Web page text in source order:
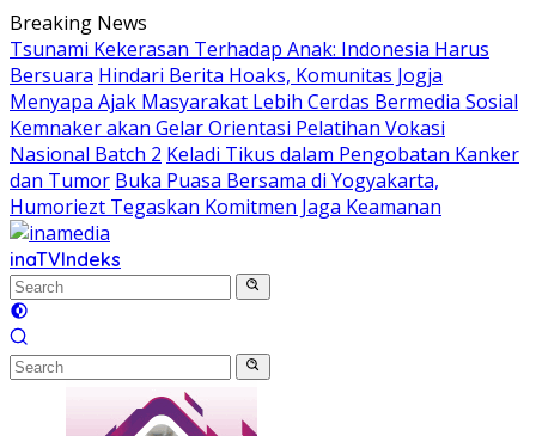
Skip
to
content
Breaking News
Tsunami Kekerasan Terhadap Anak: Indonesia Harus
Bersuara Hindari Berita Hoaks, Komunitas Jogja
Menyapa Ajak Masyarakat Lebih Cerdas Bermedia Sosial
Kemnaker akan Gelar Orientasi Pelatihan Vokasi
Nasional Batch 2 Keladi Tikus dalam Pengobatan Kanker
dan Tumor Buka Puasa Bersama di Yogyakarta,
Humoriezt Tegaskan Komitmen Jaga Keamanan
inaTVIndeks